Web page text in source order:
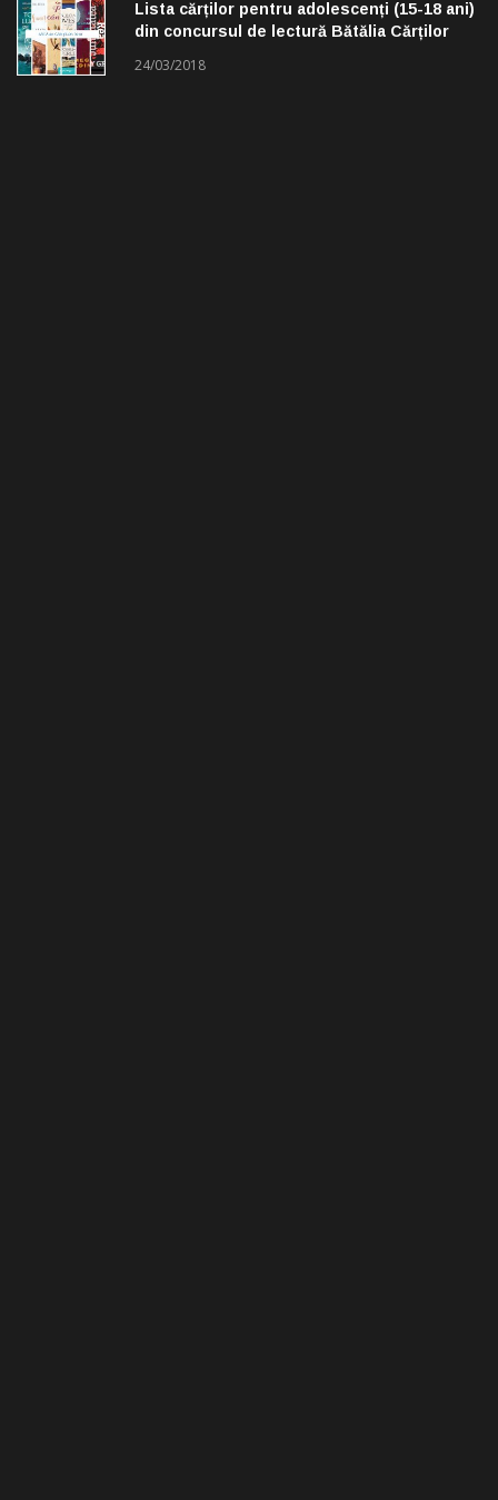
Lista cărților pentru adolescenți (15-18 ani)
din concursul de lectură Bătălia Cărților
24/03/2018